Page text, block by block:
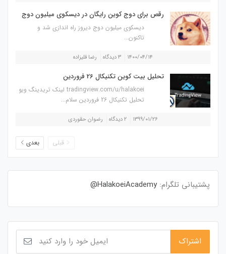
رقص برای دوج کوین رایگان در دیسکوی میلیون دوج
دیسکوی میلیون دوج دیروز راه اندازی شد و
تاکنون...
۱۴۰۰/۰۴/۱۴ ۳ دیدگاه رضا قلیزاده
تحلیل بیت کوین تکنیکال 26 فروردین
tradingview.com/u/halakoei لینک تریدینگ ویو
تحلیل تکنیکال 26 فروردین سلام...
۱۳۹۹/۰۱/۲۶ ۲ دیدگاه رضوان حقوردی
قبلی بعدی
پشتیبانی تلگرام: HalakoeiAcademy@